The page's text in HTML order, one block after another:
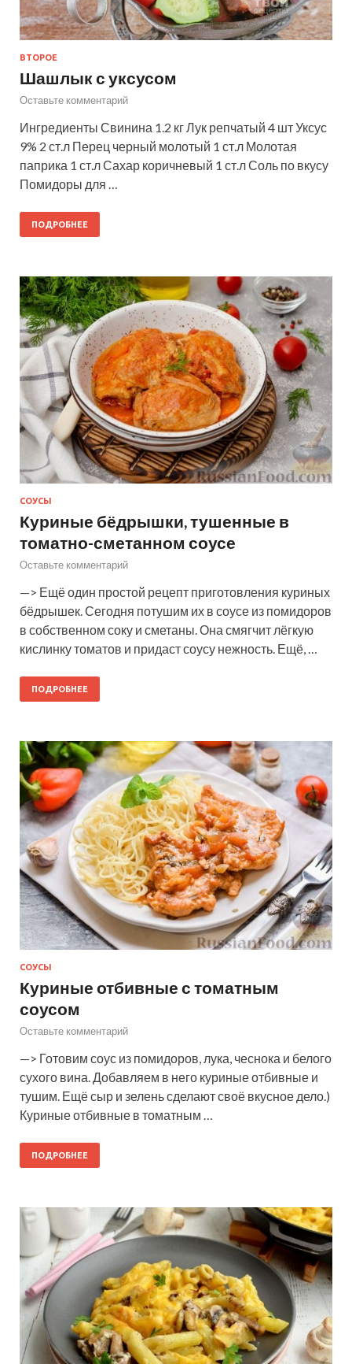
ВТОРОЕ
Шашлык с уксусом
Оставьте комментарий
Ингредиенты Свинина 1.2 кг Лук репчатый 4 шт Уксус
9% 2 ст.л Перец черный молотый 1 ст.л Молотая
паприка 1 ст.л Сахар коричневый 1 ст.л Соль по вкусу
Помидоры для …
ПОДРОБНЕЕ
СОУСЫ
Куриные бёдрышки, тушенные в
томатно-сметанном соусе
Оставьте комментарий
—> Ещё один простой рецепт приготовления куриных
бёдрышек. Сегодня потушим их в соусе из помидоров
в собственном соку и сметаны. Она смягчит лёгкую
кислинку томатов и придаст соусу нежность. Ещё, …
ПОДРОБНЕЕ
СОУСЫ
Куриные отбивные с томатным
соусом
Оставьте комментарий
—> Готовим соус из помидоров, лука, чеснока и белого
сухого вина. Добавляем в него куриные отбивные и
тушим. Ещё сыр и зелень сделают своё вкусное дело.)
Куриные отбивные в томатным …
ПОДРОБНЕЕ